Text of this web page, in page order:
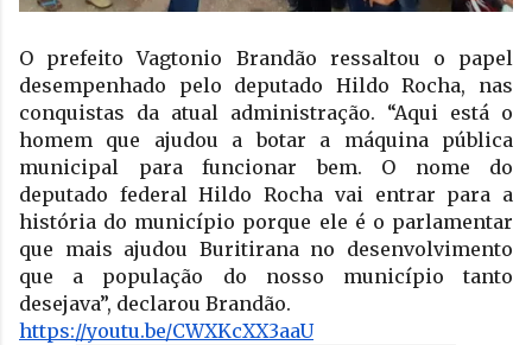
O prefeito Vagtonio Brandão ressaltou o papel
desempenhado pelo deputado Hildo Rocha, nas
conquistas da atual administração. “Aqui está o
homem que ajudou a botar a máquina pública
municipal para funcionar bem. O nome do
deputado federal Hildo Rocha vai entrar para a
história do município porque ele é o parlamentar
que mais ajudou Buritirana no desenvolvimento
que a população do nosso município tanto
desejava”, declarou Brandão.
https://youtu.be/CWXKcXX3aaU